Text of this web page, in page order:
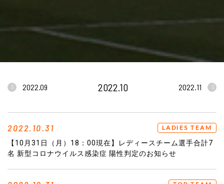
2022.09 2022.10 2022.11
2022.10.31 LADIES TEAM
【10月31日（月）18：00現在】レディースチーム選手合計7
名 新型コロナウイルス感染症 陽性判定のお知らせ